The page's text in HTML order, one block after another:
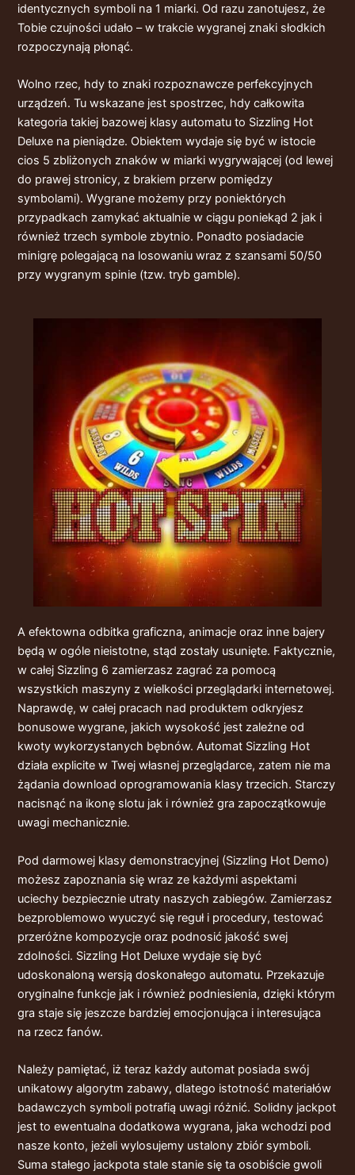
identycznych symboli na 1 miarki. Od razu zanotujesz, że
Tobie czujności udało – w trakcie wygranej znaki słodkich
rozpoczynają płonąć.
Wolno rzec, hdy to znaki rozpoznawcze perfekcyjnych
urządzeń. Tu wskazane jest spostrzec, hdy całkowita
kategoria takiej bazowej klasy automatu to Sizzling Hot
Deluxe na pieniądze. Obiektem wydaje się być w istocie
cios 5 zbliżonych znaków w miarki wygrywającej (od lewej
do prawej stronicy, z brakiem przerw pomiędzy
symbolami). Wygrane możemy przy poniektórych
przypadkach zamykać aktualnie w ciągu poniekąd 2 jak i
również trzech symbole zbytnio. Ponadto posiadacie
minigrę polegającą na losowaniu wraz z szansami 50/50
przy wygranym spinie (tzw. tryb gamble).
A efektowna odbitka graficzna, animacje oraz inne bajery
będą w ogóle nieistotne, stąd zostały usunięte. Faktycznie,
w całej Sizzling 6 zamierzasz zagrać za pomocą
wszystkich maszyny z wielkości przeglądarki internetowej.
Naprawdę, w całej pracach nad produktem odkryjesz
bonusowe wygrane, jakich wysokość jest zależne od
kwoty wykorzystanych bębnów. Automat Sizzling Hot
działa explicite w Twej własnej przeglądarce, zatem nie ma
żądania download oprogramowania klasy trzecich. Starczy
nacisnąć na ikonę slotu jak i również gra zapoczątkowuje
uwagi mechanicznie.
Pod darmowej klasy demonstracyjnej (Sizzling Hot Demo)
możesz zapoznania się wraz ze każdymi aspektami
uciechy bezpiecznie utraty naszych zabiegów. Zamierzasz
bezproblemowo wyuczyć się reguł i procedury, testować
przeróżne kompozycje oraz podnosić jakość swej
zdolności. Sizzling Hot Deluxe wydaje się być
udoskonaloną wersją doskonałego automatu. Przekazuje
oryginalne funkcje jak i również podniesienia, dzięki którym
gra staje się jeszcze bardziej emocjonująca i interesująca
na rzecz fanów.
Należy pamiętać, iż teraz każdy automat posiada swój
unikatowy algorytm zabawy, dlatego istotność materiałów
badawczych symboli potrafią uwagi różnić. Solidny jackpot
jest to ewentualna dodatkowa wygrana, jaka wchodzi pod
nasze konto, jeżeli wylosujemy ustalony zbiór symboli.
Suma stałego jackpota stale stanie się ta osobiście gwoli